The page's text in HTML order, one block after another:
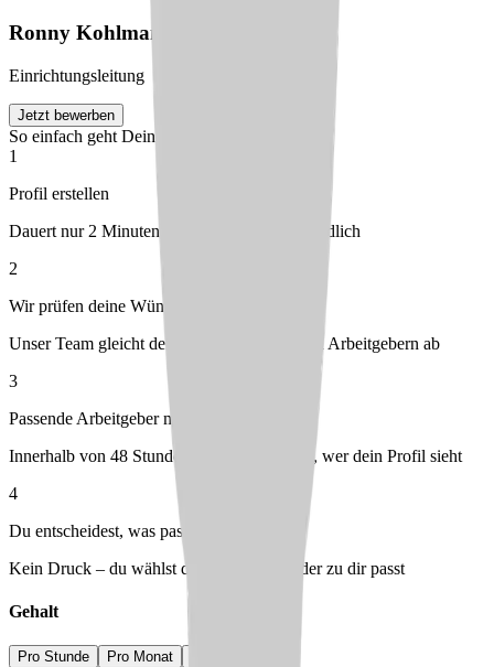
Ronny Kohlmann-Gruhl
Einrichtungsleitung
Jetzt bewerben
So einfach geht Deine Bewerbung
1
Profil erstellen
Dauert nur 2 Minuten – kostenlos & unverbindlich
2
Wir prüfen deine Wünsche
Unser Team gleicht dein Profil mit passenden Arbeitgebern ab
3
Passende Arbeitgeber melden sich bei dir
Innerhalb von 48 Stunden – du entscheidest, wer dein Profil sieht
4
Du entscheidest, was passt
Kein Druck – du wählst den Arbeitgeber, der zu dir passt
Gehalt
Pro Stunde Pro Monat